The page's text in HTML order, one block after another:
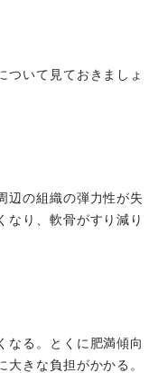
ついて見ておきましょ
辺の組織の弾力性が失
なり、軟骨がすり減り
なる。とくに肥満傾向
きな負担がかかる。